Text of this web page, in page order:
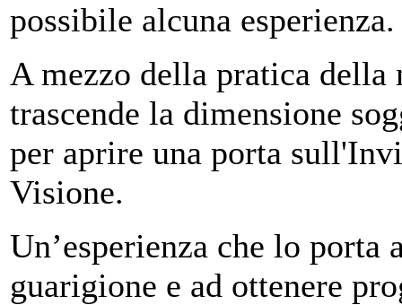
possibile alcuna esperienza.
A mezzo della pratica della
trascende la dimensione
per aprire una porta
Visione.
Un’esperienza che lo
guarigione e ad ottenere